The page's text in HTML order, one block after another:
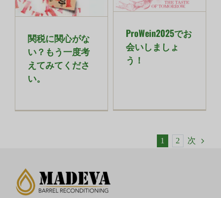
関税に関心がな
い？もう一度考
えてみてくださ
い。
ProWein2025でお
会いしましょ
う！
1 2 次